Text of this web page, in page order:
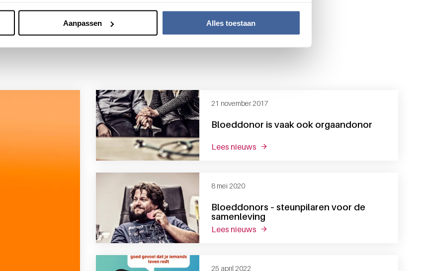
Aanpassen Alles toestaan
Bloeddonor is vaak ook orgaandonor
21 november 2017
lees nieuws over bloeddonor is vaak ook orgaandonor
Bloeddonors – steunpilaren voor de
samenleving
8 mei 2020
lees nieuws over bloeddonors – steunpilaren voor de
25 april 2022